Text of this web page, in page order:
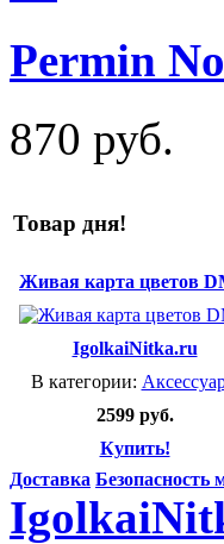
Permin
870 руб.
Товар дня!
Живая карта цветов
IgolkaiNitka.ru
В категории:
2599 руб.
Купить!
Доставка Безопасность